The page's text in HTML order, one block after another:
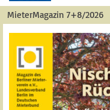
MieterMagazin 7+8/2026